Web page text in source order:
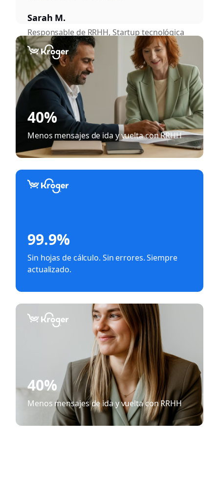
Sarah M.
Responsable de RRHH, Startup tecnológica
40%
Menos mensajes de ida y vuelta con RRHH
99.9%
Sin hojas de cálculo. Sin errores. Siempre
actualizado.
40%
Menos mensajes de ida y vuelta con RRHH